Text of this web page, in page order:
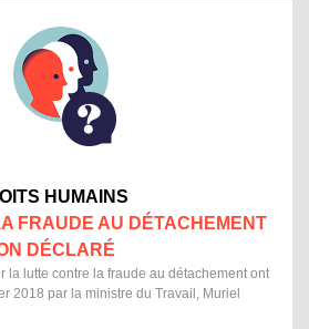
HUMAINS
FRAUDE AU DÉTACHEMENT
DÉCLARÉ
la lutte contre la fraude au détachement ont
2018 par la ministre du Travail, Muriel